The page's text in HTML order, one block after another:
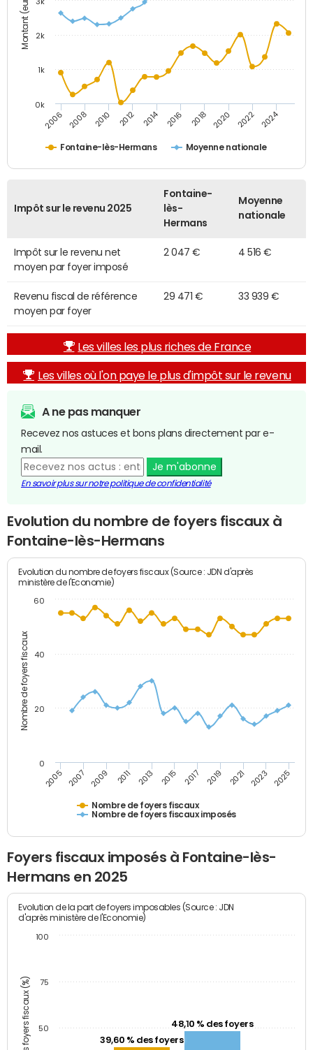
Montant (euros)
Fontaine-lès-Hermans Moyenne nationale
2006 2008 2010 2012 2014 2016 2018 2020 2022 2024
0k
1k
2k
3k
Impôt sur le revenu 2025
Fontaine-
lès-
Hermans
Moyenne
nationale
Impôt sur le revenu net
moyen par foyer imposé
2 047 € 4 516 €
Revenu fiscal de référence
moyen par foyer
29 471 € 33 939 €
Les villes les plus riches de France
Les villes où l'on paye le plus d'impôt sur le revenu
A ne pas manquer
Recevez nos astuces et bons plans directement par e-
mail.
Je m'abonne
En savoir plus sur notre politique de confidentialité
Evolution du nombre de foyers fiscaux à
Fontaine-lès-Hermans
Nombre de foyers fiscaux
Evolution du nombre de foyers fiscaux (Source : JDN d'après
ministère de l'Economie)
Nombre de foyers fiscaux
Nombre de foyers fiscaux imposés
2005 2007 2009 2011 2013 2015 2017 2019 2021 2023 2025
0
20
40
60
Foyers fiscaux imposés à Fontaine-lès-
Hermans en 2025
Part des foyers fiscaux (%)
Evolution de la part de foyers imposables (Source : JDN
d'après ministère de l'Economie)
39,60 % des foyers
48,10 % des foyers
50
75
100